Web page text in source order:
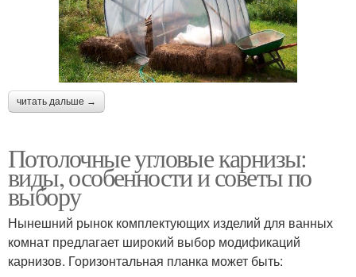
читать дальше →
Потолочные угловые карнизы:
виды, особенности и советы по
выбору
Нынешний рынок комплектующих изделий для ванных
комнат предлагает широкий выбор модификаций
карнизов. Горизонтальная планка может быть: